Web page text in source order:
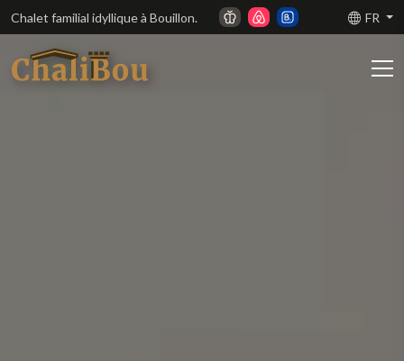
Chalet familial idyllique à Bouillon. FR